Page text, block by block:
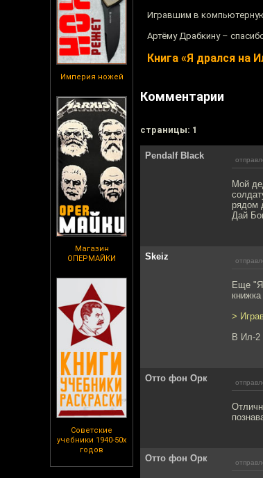
Империя ножей
Магазин
ОПЕРМАЙКИ
Советские
учебники 1940-50х
годов
Игравшим в
Артёму Драбкину –
Книга «Я дрался на
Комментарии
cтраницы: 1
Pendalf Black
Мой
рядом
Дай
Skeiz
Еще "Я
>
В Ил-2
Отто фон Орк
Отто фон Орк